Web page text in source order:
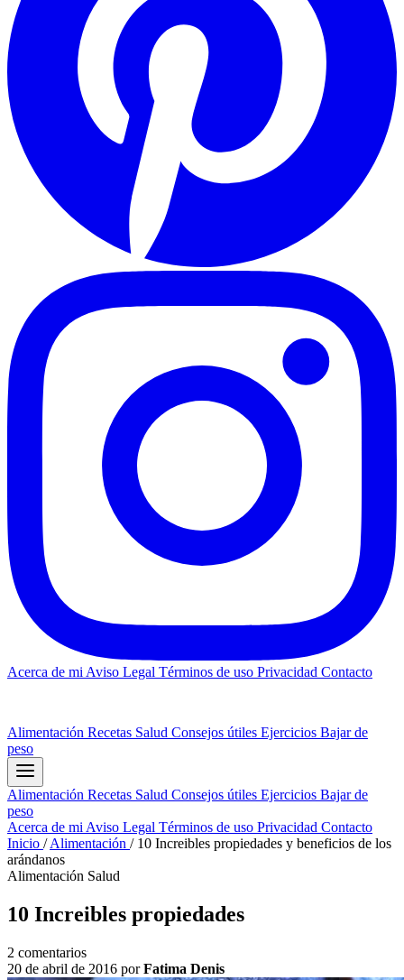
Acerca de mi Aviso Legal Términos de uso Privacidad Contacto
Alimentación Recetas Salud Consejos útiles Ejercicios Bajar de
peso
Alimentación Recetas Salud Consejos útiles Ejercicios Bajar de
peso
Acerca de mi Aviso Legal Términos de uso Privacidad Contacto
Inicio / Alimentación / 10 Increibles propiedades y beneficios de los
arándanos
Alimentación Salud
10 Increibles propiedades
2 comentarios
20 de abril de 2016 porFatima Denis